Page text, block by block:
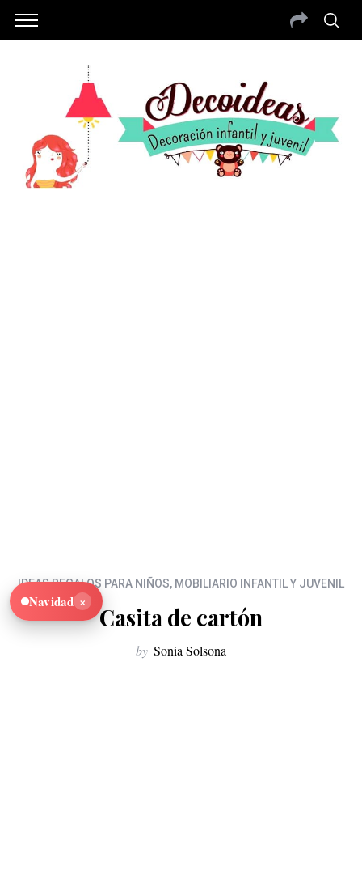
IDEAS REGALOS PARA NIÑOS, MOBILIARIO INFANTIL Y JUVENIL
Casita de cartón
by Sonia Solsona
Navidad ×